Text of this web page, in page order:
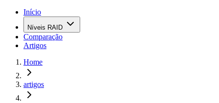
Início
Níveis RAID
Comparação
Artigos
Home
artigos